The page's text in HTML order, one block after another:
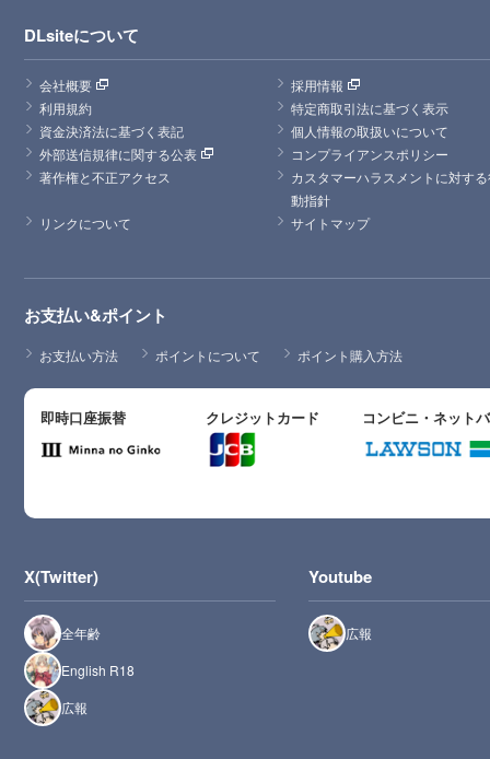
DLsiteについて
会社概要
採用情報
利用規約
特定商取引法に基づく表示
資金決済法に基づく表記
個人情報の取扱いについて
外部送信規律に関する公表
コンプライアンスポリシー
著作権と不正アクセス
カスタマーハラスメントに対す
動指針
リンクについて
サイトマップ
お支払い&ポイント
お支払い方法 ポイントについて ポイント購入方法
即時口座振替 クレジットカード コンビニ・ネット
X(Twitter)
全年齢
English R18
広報
Youtube
広報